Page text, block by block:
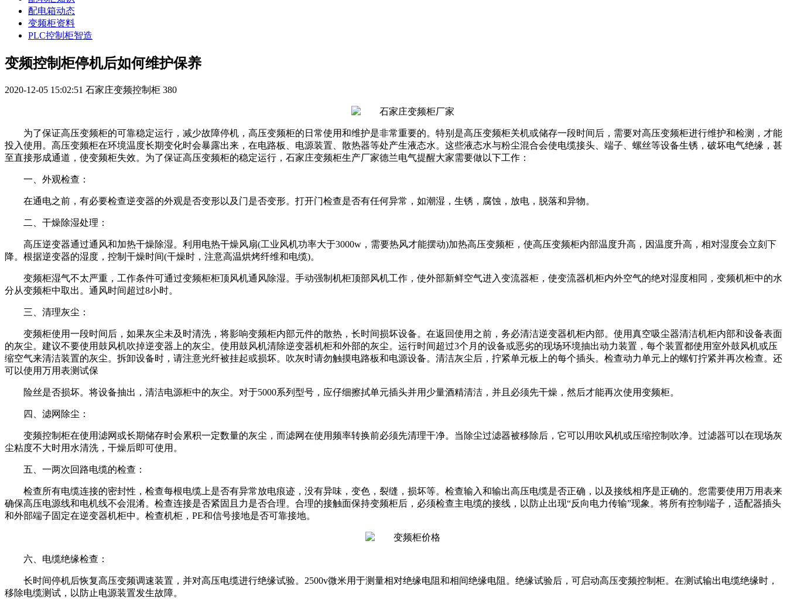
配电箱动态
变频柜资料
PLC控制柜智造
变频控制柜停机后如何维护保养
2020-12-05 15:02:51 石家庄变频控制柜 380
为了保证高压变频柜的可靠稳定运行，减少故障停机，高压变频柜的日常使用和维护是非常重要的。特别是高压变频柜关机或储存一段时间后，需要对高压变频柜进行维护和检测，才能
投入使用。高压变频柜在环境温度长期变化时会暴露出来，在电路板、电源装置、散热器等处产生液态水。这些液态水与粉尘混合会使电缆接头、端子、螺丝等设备生锈，破坏电气绝缘，甚
至直接形成通道，使变频柜失效。为了保证高压变频柜的稳定运行，石家庄变频柜生产厂家德兰电气提醒大家需要做以下工作：
一、外观检查：
在通电之前，有必要检查逆变器的外观是否变形以及门是否变形。打开门检查是否有任何异常，如潮湿，生锈，腐蚀，放电，脱落和异物。
二、干燥除湿处理：
高压逆变器通过通风和加热干燥除湿。利用电热干燥风扇(工业风机功率大于3000w，需要热风才能摆动)加热高压变频柜，使高压变频柜内部温度升高，因温度升高，相对湿度会立刻下
降。根据逆变器的湿度，控制干燥时间(干燥时，注意高温烘烤纤维和电缆)。
变频柜湿气不太严重，工作条件可通过变频柜柜顶风机通风除湿。手动强制机柜顶部风机工作，使外部新鲜空气进入变流器柜，使变流器机柜内外空气的绝对湿度相同，变频机柜中的水
分从变频柜中取出。通风时间超过8小时。
三、清理灰尘：
变频柜使用一段时间后，如果灰尘未及时清洗，将影响变频柜内部元件的散热，长时间损坏设备。在返回使用之前，务必清洁逆变器机柜内部。使用真空吸尘器清洁机柜内部和设备表面
的灰尘。建议不要使用鼓风机吹掉逆变器上的灰尘。使用鼓风机清除逆变器机柜和外部的灰尘。运行时间超过3个月的设备或恶劣的现场环境抽出动力装置，每个装置都使用室外鼓风机或压
缩空气来清洁装置的灰尘。拆卸设备时，请注意光纤被挂起或损坏。吹灰时请勿触摸电路板和电源设备。清洁灰尘后，拧紧单元板上的每个插头。检查动力单元上的螺钉拧紧并再次检查。还
可以使用万用表测试保
险丝是否损坏。将设备抽出，清洁电源柜中的灰尘。对于5000系列型号，应仔细擦拭单元插头并用少量酒精清洁，并且必须先干燥，然后才能再次使用变频柜。
四、滤网除尘：
变频控制柜在使用滤网或长期储存时会累积一定数量的灰尘，而滤网在使用频率转换前必须先清理干净。当除尘过滤器被移除后，它可以用吹风机或压缩控制吹净。过滤器可以在现场灰
尘粘度不大时用水清洗，干燥后即可使用。
五、一两次回路电缆的检查：
检查所有电缆连接的密封性，检查每根电缆上是否有异常放电痕迹，没有异味，变色，裂缝，损坏等。检查输入和输出高压电缆是否正确，以及接线相序是正确的。您需要使用万用表来
确保高压电源线和电机线不会混淆。检查连接是否紧固且力是否合理。合理的接触面保持变频柜后，必须检查主电缆的接线，以防止出现“反向电力传输”现象。将所有控制端子，适配器插头
和外部端子固定在逆变器机柜中。检查机柜，PE和信号接地是否可靠接地。
六、电缆绝缘检查：
长时间停机后恢复高压变频调速装置，并对高压电缆进行绝缘试验。2500v微米用于测量相对绝缘电阻和相间绝缘电阻。绝缘试验后，可启动高压变频控制柜。在测试输出电缆绝缘时，
移除电缆测试，以防止电源装置发生故障。